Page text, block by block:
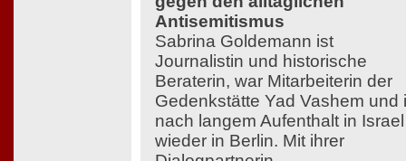
Antisemitismus
Sabrina Goldemann ist
Journalistin und historische
Beraterin, war Mitarbeiterin der
Gedenkstätte Yad Vashem und
nach langem Aufenthalt in Israel
wieder in Berlin. Mit ihrer